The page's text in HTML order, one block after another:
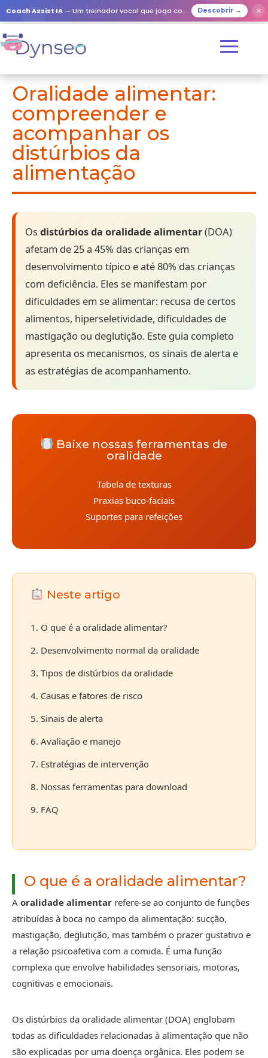
Coach Assist IA — Um treinador vocal que joga com os seus entes queridos Descobrir → ✕
Oralidade alimentar:
compreender e
acompanhar os
distúrbios da
alimentação
Os distúrbios da oralidade alimentar(DOA)
afetam de 25 a 45% das crianças em
desenvolvimento típico e até 80% das crianças
com deficiência. Eles se manifestam por
dificuldades em se alimentar: recusa de certos
alimentos, hiperseletividade, dificuldades de
mastigação ou deglutição. Este guia completo
apresenta os mecanismos, os sinais de alerta e
as estratégias de acompanhamento.
Baixe nossas ferramentas de
oralidade
Tabela de texturas
Praxias buco-faciais
Suportes para refeições
Neste artigo
1. O que é a oralidade alimentar?
2. Desenvolvimento normal da oralidade
3. Tipos de distúrbios da oralidade
4. Causas e fatores de risco
5. Sinais de alerta
6. Avaliação e manejo
7. Estratégias de intervenção
8. Nossas ferramentas para download
9. FAQ
O que é a oralidade alimentar?
A oralidade alimentar refere-se ao conjunto de funções
atribuídas à boca no campo da alimentação: sucção,
mastigação, deglutição, mas também o prazer gustativo e
a relação psicoafetiva com a comida. É uma função
complexa que envolve habilidades sensoriais, motoras,
cognitivas e emocionais.
Os distúrbios da oralidade alimentar (DOA) englobam
todas as dificuldades relacionadas à alimentação que não
são explicadas por uma doença orgânica. Eles podem se